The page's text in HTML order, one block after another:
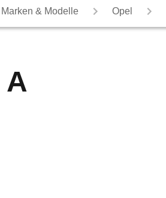
Marken & Modelle Opel
A